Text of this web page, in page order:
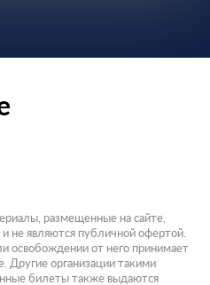
размещенные на сайте,
не являются публичной офертой.
освобождении от него принимает
Другие организации такими
билеты также выдаются